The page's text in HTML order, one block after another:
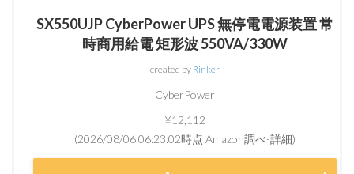
SX550UJP CyberPower UPS 無停電電源装置 常
時商用給電 矩形波 550VA/330W
created by Rinker
CyberPower
¥12,112
(2026/08/06 06:23:02時点 Amazon調べ-詳細)